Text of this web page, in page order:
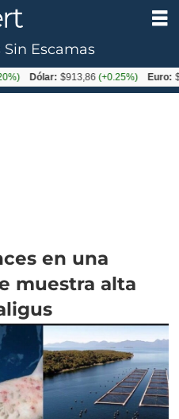
en una
muestra alta
Sin Escamas
$913,86 (+0.25%) Euro: